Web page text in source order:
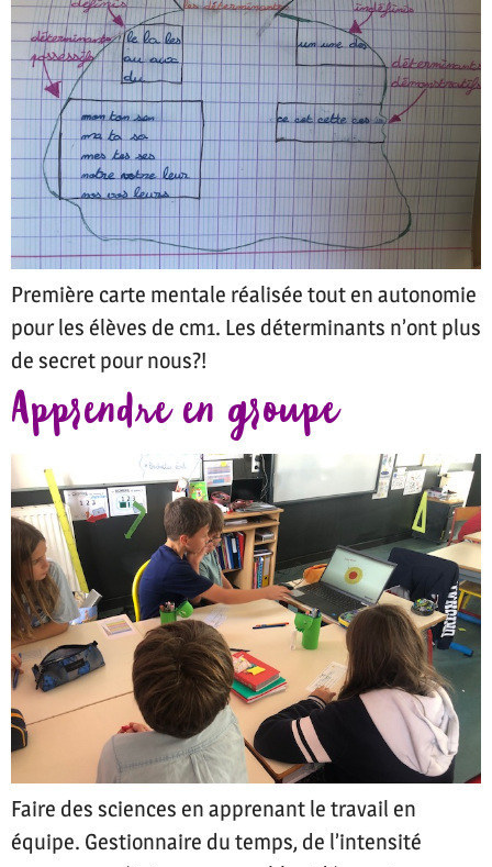
Première carte mentale réalisée tout en autonomie
pour les élèves de cm1. Les déterminants n’ont plus
de secret pour nous?!
Apprendre en groupe
Faire des sciences en apprenant le travail en
équipe. Gestionnaire du temps, de l’intensité